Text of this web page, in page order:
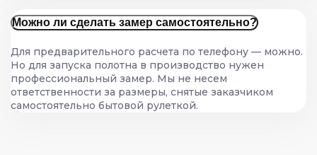
Можно ли сделать замер самостоятельно?
Для предварительного расчета по телефону — можно.
Но для запуска полотна в производство нужен
профессиональный замер. Мы не несем
ответственности за размеры, снятые заказчиком
самостоятельно бытовой рулеткой.